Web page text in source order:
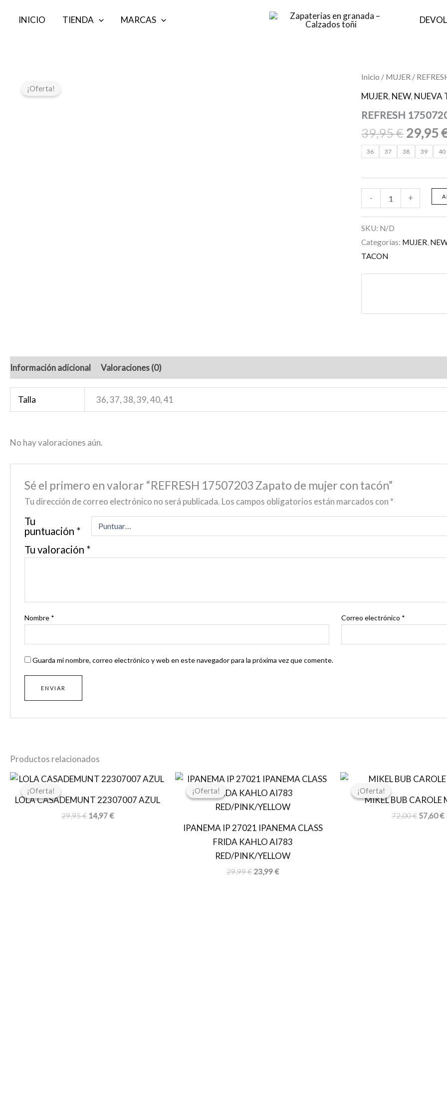
INICIO TIENDA MARCAS
¡Oferta!
Inicio / MUJER /
MUJER, NEW, NUEVA
REFRESH
39,95€
El
precio
original
era:
39,95
29,95
36 37 38 39 40
-
REFRESH
Zapato
mujer
tacón
cantidad
+
SKU: N/D
Categorías: MUJER,
TACON
Información adicional Valoraciones (0)
Talla 36, 37, 38, 39, 40, 41
No hay valoraciones aún.
Sé el primero en valorar “REFRESH 17507203 Zapato de mujer con tacón”
Tu dirección de correo electrónico no será publicada. Los campos obligatorios están marcados con *
Tu
puntuación *
Tu valoración *
Nombre * Correo electrónico *
Guarda mi nombre, correo electrónico y web en este navegador para la próxima vez que comente.
Productos relacionados
¡Oferta!
¡Oferta!
LOLA CASADEMUNT 22307007 AZUL
29,95€
El
original
era:
29,95 €.
14,97€
El
actual
es:
14,97 €.
¡Oferta!
¡Oferta!
IPANEMA IP 27021 IPANEMA CLASS
FRIDA KAHLO AI783
RED/PINK/YELLOW
29,99€
El
original
era:
23,99€
El
actual
es:
¡Oferta!
¡Oferta!
MIKEL BUB CAROLE
72,00€
El
original
era:
72,00 €.
57,60€